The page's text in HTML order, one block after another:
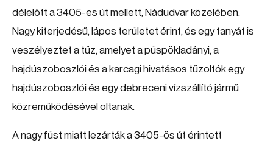
délelőtt a 3405-es út mellett, Nádudvar közelében.
Nagy kiterjedésű, lápos területet érint, és egy tanyát is
veszélyeztet a tűz, amelyet a püspökladányi, a
hajdúszoboszlói és a karcagi hivatásos tűzoltók egy
hajdúszoboszlói és egy debreceni vízszállító jármű
közreműködésével oltanak.
A nagy füst miatt lezárták a 3405-ös út érintett